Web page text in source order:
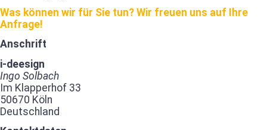
Was können wir für Sie tun? Wir freuen uns auf Ihre
Anfrage!
Anschrift
i-deesign
Ingo Solbach
Im Klapperhof 33
50670 Köln
Deutschland